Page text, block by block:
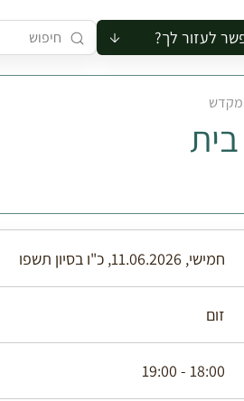
לעזור לך?
לקבוצה
בצריף
חמישי, 11.06.2026, כ"ו בסיון תשפו
זום
18:00 - 19:00